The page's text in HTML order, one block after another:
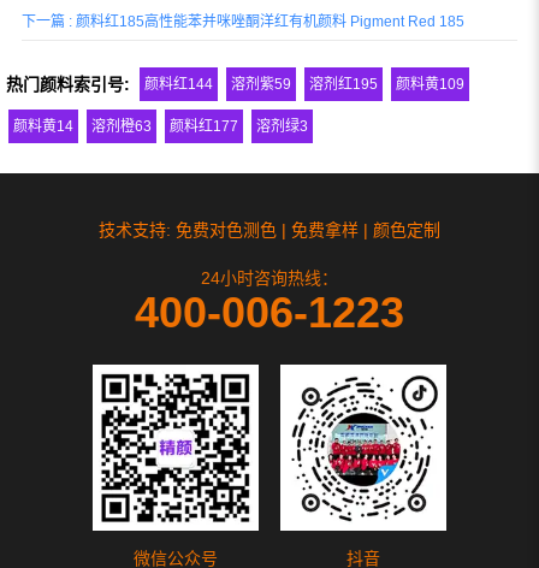
下一篇 : 颜料红185高性能苯并咪唑酮洋红有机颜料 Pigment Red 185
热门颜料索引号: 颜料红144 溶剂紫59 溶剂红195 颜料黄109
颜料黄14 溶剂橙63 颜料红177 溶剂绿3
技术支持: 免费对色测色 | 免费拿样 | 颜色定制
24小时咨询热线：
400-006-1223
微信公众号 抖音